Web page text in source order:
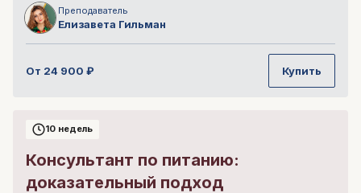
Преподаватель
Елизавета Гильман
От 24 900 ₽ Купить
10 недель
Консультант по питанию:
доказательный подход